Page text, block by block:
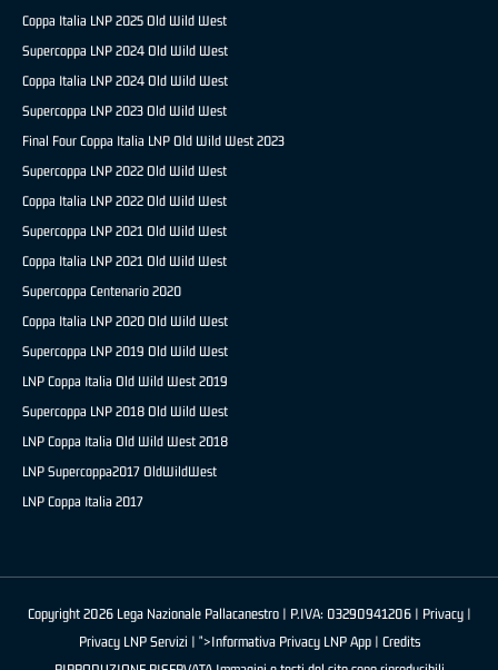
Coppa Italia LNP 2025 Old Wild West
Supercoppa LNP 2024 Old Wild West
Coppa Italia LNP 2024 Old Wild West
Supercoppa LNP 2023 Old Wild West
Final Four Coppa Italia LNP Old Wild West 2023
Supercoppa LNP 2022 Old Wild West
Coppa Italia LNP 2022 Old Wild West
Supercoppa LNP 2021 Old Wild West
Coppa Italia LNP 2021 Old Wild West
Supercoppa Centenario 2020
Coppa Italia LNP 2020 Old Wild West
Supercoppa LNP 2019 Old Wild West
LNP Coppa Italia Old Wild West 2019
Supercoppa LNP 2018 Old Wild West
LNP Coppa Italia Old Wild West 2018
LNP Supercoppa2017 OldWildWest
LNP Coppa Italia 2017
Copyright 2026 Lega Nazionale Pallacanestro | P.IVA: 03290941206 | Privacy|
Privacy LNP Servizi | ">Informativa Privacy LNP App | Credits